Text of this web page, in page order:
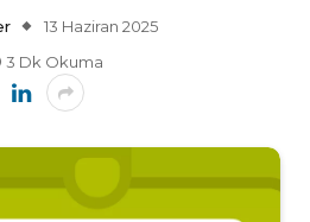
13 Haziran 2025
3 Dk Okuma